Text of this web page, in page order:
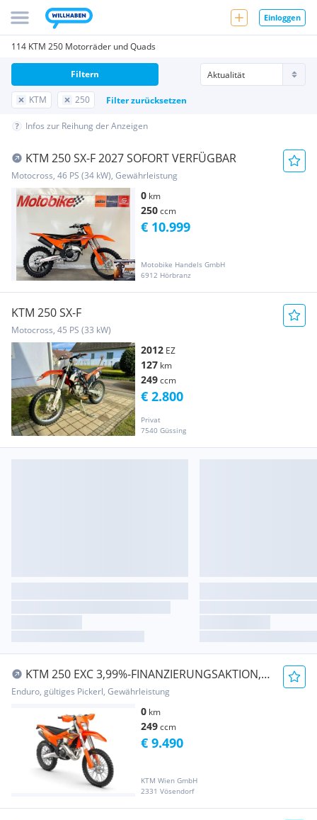
Einloggen
114 KTM 250 Motorräder und Quads
KTM 250 Filter zurücksetzen
Filtern
Infos zur Reihung der Anzeigen
KTM 250 SX-F 2027 SOFORT VERFÜGBAR
Motocross, 46 PS (34 kW), Gewährleistung
0 km
250ccm
Motobike Handels GmbH
6912 Hörbranz
€ 10.999
KTM 250 SX-F
Motocross, 45 PS (33 kW)
2012 EZ
127 km
249ccm
Privat
7540 Güssing
€ 2.800
KTM 250 EXC 3,99%-FINANZIERUNGSAKTION,
MY2026-AKTIO...
Enduro, gültiges Pickerl, Gewährleistung
0 km
249ccm
KTM Wien GmbH
2331 Vösendorf
€ 9.490